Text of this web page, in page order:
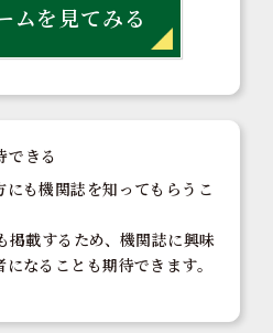
ムを 見てみる
できる
も機関誌を知ってもらうこ
掲載するため、機関誌に興味
なることも期待できます。